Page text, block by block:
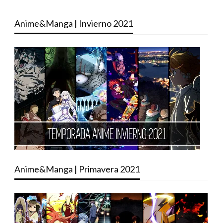
Anime&Manga | Invierno 2021
Anime&Manga | Primavera 2021